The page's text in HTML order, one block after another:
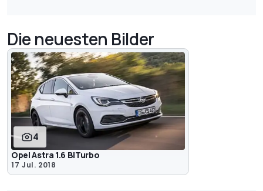
Die neuesten Bilder
4
Opel Astra 1.6 BiTurbo
17 Jul. 2018